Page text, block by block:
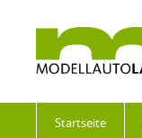
Startseite